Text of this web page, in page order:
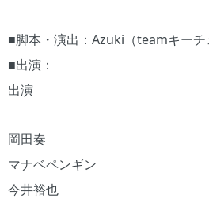
■脚本・演出：Azuki（teamキーチ
■出演：
出演
岡田奏
マナベペンギン
今井裕也